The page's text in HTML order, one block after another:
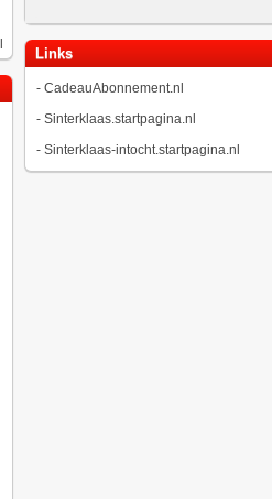
Links
- CadeauAbonnement.nl
- Sinterklaas.startpagina.nl
- Sinterklaas-intocht.startpagina.nl